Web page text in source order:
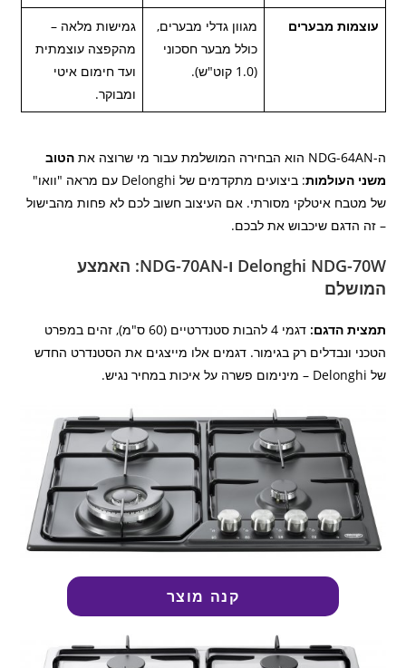
עוצמות מבערים
מגוון גדלי מבערים,
כולל מבער חסכוני
(1.0 קוט"ש).
גמישות מלאה –
מהקפצה עוצמתית
ועד חימום איטי
ומבוקר.
ה-NDG-64AN הוא הבחירה המושלמת עבור מי שרוצה את
הטוב
משני העולמות
: ביצועים מתקדמים של Delonghi עם מראה "וואו"
של מטבח איטלקי מסורתי. אם העיצוב חשוב לכם לא פחות מהבישול
– זה הדגם שיכבוש את לבכם.
Delonghi NDG-70W ו-NDG-70AN: האמצע
המושלם
תמצית הדגם:
דגמי 4 להבות סטנדרטיים (60 ס"מ), זהים במפרט
הטכני ונבדלים רק בגימור. דגמים אלו מייצגים את הסטנדרט החדש
של Delonghi – מינימום פשרה על איכות במחיר נגיש.
קנה מוצר